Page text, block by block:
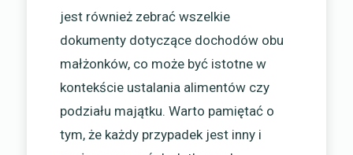
jest również zebrać wszelkie
dokumenty dotyczące dochodów obu
małżonków, co może być istotne w
kontekście ustalania alimentów czy
podziału majątku. Warto pamiętać o
tym, że każdy przypadek jest inny i